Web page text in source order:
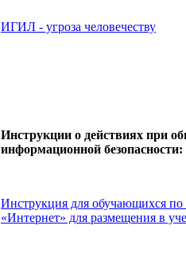
ИГИЛ - угроза человечеству
Инструкции о действиях при
информационной безопасности:
Инструкция для обучающихся
«Интернет» для размещения в